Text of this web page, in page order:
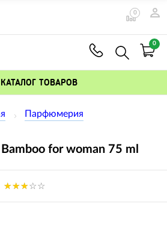
0
0
КАТАЛОГ ТОВАРОВ
Парфюмерия
for woman 75 ml